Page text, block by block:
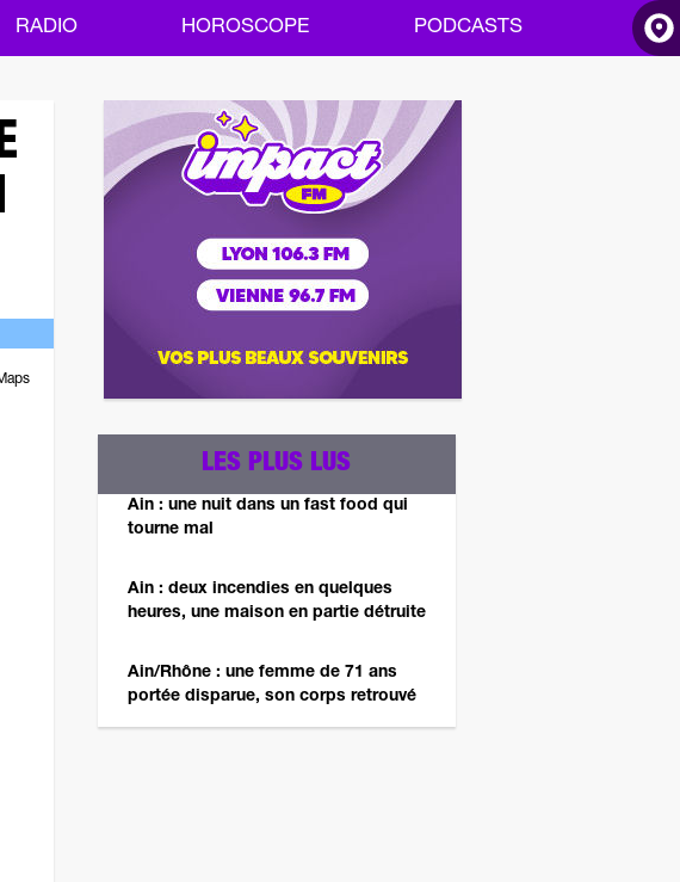
RADIO HOROSCOPE PODCASTS
LES PLUS LUS
Ain : une nuit dans un fast food qui
tourne mal
Ain : deux incendies en quelques
heures, une maison en partie détruite
Ain/Rhône : une femme de 71 ans
portée disparue, son corps retrouvé